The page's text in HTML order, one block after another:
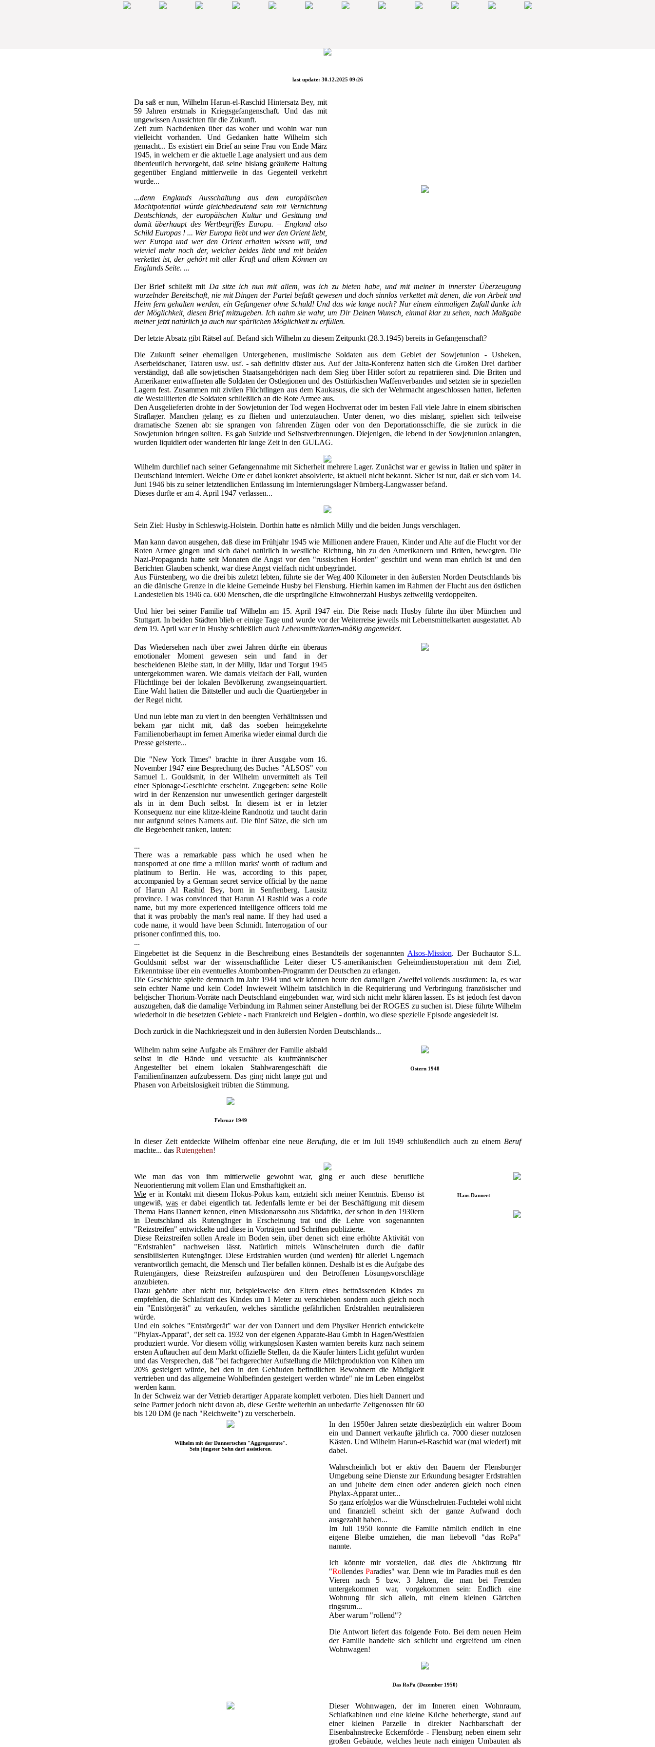
last update: 30.12.2025 09:26
Da saß er nun, Wilhelm Harun-el-Raschid Hintersatz Bey, mit
59 Jahren erstmals in Kriegsgefangenschaft. Und das mit
ungewissen Aussichten für die Zukunft.
Zeit zum Nachdenken über das woher und wohin war nun
vielleicht vorhanden. Und Gedanken hatte Wilhelm sich
gemacht... Es existiert ein Brief an seine Frau von Ende März
1945, in welchem er die aktuelle Lage analysiert und aus dem
überdeutlich hervorgeht, daß seine bislang geäußerte Haltung
gegenüber England mittlerweile in das Gegenteil verkehrt
wurde...
...denn Englands Ausschaltung aus dem europäischen
Machtpotential würde gleichbedeutend sein mit Vernichtung
Deutschlands, der europäischen Kultur und Gesittung und
damit überhaupt des Wertbegriffes Europa. – England also
Schild Europas ! ... Wer Europa liebt und wer den Orient liebt,
wer Europa und wer den Orient erhalten wissen will, und
wieviel mehr noch der, welcher beides liebt und mit beiden
verkettet ist, der gehört mit aller Kraft und allem Können an
Englands Seite. ...
Der Brief schließt mit Da sitze ich nun mit allem, was ich zu bieten habe, und mit meiner in innerster Überzeugung
wurzelnder Bereitschaft, nie mit Dingen der Partei befaßt gewesen und doch sinnlos verkettet mit denen, die von Arbeit und
Heim fern gehalten werden, ein Gefangener ohne Schuld! Und das wie lange noch? Nur einem einmaligen Zufall danke ich
der Möglichkeit, diesen Brief mitzugeben. Ich nahm sie wahr, um Dir Deinen Wunsch, einmal klar zu sehen, nach Maßgabe
meiner jetzt natürlich ja auch nur spärlichen Möglichkeit zu erfüllen.
Der letzte Absatz gibt Rätsel auf. Befand sich Wilhelm zu diesem Zeitpunkt (28.3.1945) bereits in Gefangenschaft?
Die Zukunft seiner ehemaligen Untergebenen, muslimische Soldaten aus dem Gebiet der Sowjetunion - Usbeken,
Aserbeidschaner, Tataren usw. usf. - sah definitiv düster aus. Auf der Jalta-Konferenz hatten sich die Großen Drei darüber
verständigt, daß alle sowjetischen Staatsangehörigen nach dem Sieg über Hitler sofort zu repatriieren sind. Die Briten und
Amerikaner entwaffneten alle Soldaten der Ostlegionen und des Osttürkischen Waffenverbandes und setzten sie in speziellen
Lagern fest. Zusammen mit zivilen Flüchtlingen aus dem Kaukasus, die sich der Wehrmacht angeschlossen hatten, lieferten
die Westalliierten die Soldaten schließlich an die Rote Armee aus.
Den Ausgelieferten drohte in der Sowjetunion der Tod wegen Hochverrat oder im besten Fall viele Jahre in einem sibirischen
Straflager. Manchen gelang es zu fliehen und unterzutauchen. Unter denen, wo dies mislang, spielten sich teilweise
dramatische Szenen ab: sie sprangen von fahrenden Zügen oder von den Deportationsschiffe, die sie zurück in die
Sowjetunion bringen sollten. Es gab Suizide und Selbstverbrennungen. Diejenigen, die lebend in der Sowjetunion anlangten,
wurden liquidiert oder wanderten für lange Zeit in den GULAG.
Wilhelm durchlief nach seiner Gefangennahme mit Sicherheit mehrere Lager. Zunächst war er gewiss in Italien und später in
Deutschland interniert. Welche Orte er dabei konkret absolvierte, ist aktuell nicht bekannt. Sicher ist nur, daß er sich vom 14.
Juni 1946 bis zu seiner letztendlichen Entlassung im Internierungslager Nürnberg-Langwasser befand.
Dieses durfte er am 4. April 1947 verlassen...
Sein Ziel: Husby in Schleswig-Holstein. Dorthin hatte es nämlich Milly und die beiden Jungs verschlagen.
Man kann davon ausgehen, daß diese im Frühjahr 1945 wie Millionen andere Frauen, Kinder und Alte auf die Flucht vor der
Roten Armee gingen und sich dabei natürlich in westliche Richtung, hin zu den Amerikanern und Briten, bewegten. Die
Nazi-Propaganda hatte seit Monaten die Angst vor den "russischen Horden" geschürt und wenn man ehrlich ist und den
Berichten Glauben schenkt, war diese Angst vielfach nicht unbegründet.
Aus Fürstenberg, wo die drei bis zuletzt lebten, führte sie der Weg 400 Kilometer in den äußersten Norden Deutschlands bis
an die dänische Grenze in die kleine Gemeinde Husby bei Flensburg. Hierhin kamen im Rahmen der Flucht aus den östlichen
Landesteilen bis 1946 ca. 600 Menschen, die die ursprüngliche Einwohnerzahl Husbys zeitweilig verdoppelten.
Und hier bei seiner Familie traf Wilhelm am 15. April 1947 ein. Die Reise nach Husby führte ihn über München und
Stuttgart. In beiden Städten blieb er einige Tage und wurde vor der Weiterreise jeweils mit Lebensmittelkarten ausgestattet. Ab
dem 19. April war er in Husby schließlich auch Lebensmittelkarten-mäßig angemeldet.
Das Wiedersehen nach über zwei Jahren dürfte ein überaus
emotionaler Moment gewesen sein und fand in der
bescheidenen Bleibe statt, in der Milly, Ildar und Torgut 1945
untergekommen waren. Wie damals vielfach der Fall, wurden
Flüchtlinge bei der lokalen Bevölkerung zwangseinquartiert.
Eine Wahl hatten die Bittsteller und auch die Quartiergeber in
der Regel nicht.
Und nun lebte man zu viert in den beengten Verhältnissen und
bekam gar nicht mit, daß das soeben heimgekehrte
Familienoberhaupt im fernen Amerika wieder einmal durch die
Presse geisterte...
Die "New York Times" brachte in ihrer Ausgabe vom 16.
November 1947 eine Besprechung des Buches "ALSOS" von
Samuel L. Gouldsmit, in der Wilhelm unvermittelt als Teil
einer Spionage-Geschichte erscheint. Zugegeben: seine Rolle
wird in der Renzension nur unwesentlich geringer dargestellt
als in in dem Buch selbst. In diesem ist er in letzter
Konsequenz nur eine klitze-kleine Randnotiz und taucht darin
nur aufgrund seines Namens auf. Die fünf Sätze, die sich um
die Begebenheit ranken, lauten:
...
There was a remarkable pass which he used when he
transported at one time a million marks' worth of radium and
platinum to Berlin. He was, according to this paper,
accompanied by a German secret service official by the name
of Harun Al Rashid Bey, born in Senftenberg, Lausitz
province. I was convinced that Harun Al Rashid was a code
name, but my more experienced intelligence officers told me
that it was probably the man's real name. If they had used a
code name, it would have been Schmidt. Interrogation of our
prisoner confirmed this, too.
...
Eingebettet ist die Sequenz in die Beschreibung eines Bestandteils der sogenannten Alsos-Mission. Der Buchautor S.L.
Gouldsmit selbst war der wissenschaftliche Leiter dieser US-amerikanischen Geheimdienstoperation mit dem Ziel,
Erkenntnisse über ein eventuelles Atombomben-Programm der Deutschen zu erlangen.
Die Geschichte spielte demnach im Jahr 1944 und wir können heute den damaligen Zweifel vollends ausräumen: Ja, es war
sein echter Name und kein Code! Inwieweit Wilhelm tatsächlich in die Requirierung und Verbringung französischer und
belgischer Thorium-Vorräte nach Deutschland eingebunden war, wird sich nicht mehr klären lassen. Es ist jedoch fest davon
auszugehen, daß die damalige Verbindung im Rahmen seiner Anstellung bei der ROGES zu suchen ist. Diese führte Wilhelm
wiederholt in die besetzten Gebiete - nach Frankreich und Belgien - dorthin, wo diese spezielle Episode angesiedelt ist.
Doch zurück in die Nachkriegszeit und in den äußersten Norden Deutschlands...
Wilhelm nahm seine Aufgabe als Ernährer der Familie alsbald
selbst in die Hände und versuchte als kaufmännischer
Angestellter bei einem lokalen Stahlwarengeschäft die
Familienfinanzen aufzubessern. Das ging nicht lange gut und
Phasen von Arbeitslosigkeit trübten die Stimmung.
Februar 1949
Ostern 1948
In dieser Zeit entdeckte Wilhelm offenbar eine neue Berufung, die er im Juli 1949 schlußendlich auch zu einem Beruf
machte... das Rutengehen!
Wie man das von ihm mittlerweile gewohnt war, ging er auch diese berufliche
Neuorientierung mit vollem Elan und Ernsthaftigkeit an.
Wie er in Kontakt mit diesem Hokus-Pokus kam, entzieht sich meiner Kenntnis. Ebenso ist
ungewiß,was er dabei eigentlich tat. Jedenfalls lernte er bei der Beschäftigung mit diesem
Thema Hans Dannert kennen, einen Missionarssohn aus Südafrika, der schon in den 1930ern
in Deutschland als Rutengänger in Erscheinung trat und die Lehre von sogenannten
"Reizstreifen" entwickelte und diese in Vorträgen und Schriften publizierte.
Diese Reizstreifen sollen Areale im Boden sein, über denen sich eine erhöhte Aktivität von
"Erdstrahlen" nachweisen lässt. Natürlich mittels Wünschelruten durch die dafür
sensibilisierten Rutengänger. Diese Erdstrahlen wurden (und werden) für allerlei Ungemach
verantwortlich gemacht, die Mensch und Tier befallen können. Deshalb ist es die Aufgabe des
Rutengängers, diese Reizstreifen aufzuspüren und den Betroffenen Lösungsvorschläge
anzubieten.
Dazu gehörte aber nicht nur, beispielsweise den Eltern eines bettnässenden Kindes zu
empfehlen, die Schlafstatt des Kindes um 1 Meter zu verschieben sondern auch gleich noch
ein "Entstörgerät" zu verkaufen, welches sämtliche gefährlichen Erdstrahlen neutralisieren
würde.
Und ein solches "Entstörgerät" war der von Dannert und dem Physiker Henrich entwickelte
"Phylax-Apparat", der seit ca. 1932 von der eigenen Apparate-Bau Gmbh in Hagen/Westfalen
produziert wurde. Vor diesem völlig wirkungslosen Kasten warnten bereits kurz nach seinem
ersten Auftauchen auf dem Markt offizielle Stellen, da die Käufer hinters Licht geführt wurden
und das Versprechen, daß "bei fachgerechter Aufstellung die Milchproduktion von Kühen um
20% gesteigert würde, bei den in den Gebäuden befindlichen Bewohnern die Müdigkeit
vertrieben und das allgemeine Wohlbefinden gesteigert werden würde" nie im Leben eingelöst
werden kann.
In der Schweiz war der Vetrieb derartiger Apparate komplett verboten. Dies hielt Dannert und
seine Partner jedoch nicht davon ab, diese Geräte weiterhin an unbedarfte Zeitgenossen für 60
bis 120 DM (je nach "Reichweite") zu verscherbeln.
Hans Dannert
Wilhelm mit der Dannertschen "Aggregatrute".
Sein jüngster Sohn darf assistieren.
In den 1950er Jahren setzte diesbezüglich ein wahrer Boom
ein und Dannert verkaufte jährlich ca. 7000 dieser nutzlosen
Kästen. Und Wilhelm Harun-el-Raschid war (mal wieder!) mit
dabei.
Wahrscheinlich bot er aktiv den Bauern der Flensburger
Umgebung seine Dienste zur Erkundung besagter Erdstrahlen
an und jubelte dem einen oder anderen gleich noch einen
Phylax-Apparat unter...
So ganz erfolglos war die Wünschelruten-Fuchtelei wohl nicht
und finanziell scheint sich der ganze Aufwand doch
ausgezahlt haben...
Im Juli 1950 konnte die Familie nämlich endlich in eine
eigene Bleibe umziehen, die man liebevoll "das RoPa"
nannte.
Ich könnte mir vorstellen, daß dies die Abkürzung für
"RollendesParadies" war. Denn wie im Paradies muß es den
Vieren nach 5 bzw. 3 Jahren, die man bei Fremden
untergekommen war, vorgekommen sein: Endlich eine
Wohnung für sich allein, mit einem kleinen Gärtchen
ringsrum...
Aber warum "rollend"?
Die Antwort liefert das folgende Foto. Bei dem neuen Heim
der Familie handelte sich schlicht und ergreifend um einen
Wohnwagen!
Das RoPa (Dezember 1950)
Dieser Wohnwagen, der im Inneren einen Wohnraum,
Schlafkabinen und eine kleine Küche beherbergte, stand auf
einer kleinen Parzelle in direkter Nachbarschaft der
Eisenbahnstrecke Eckernförde - Flensburg neben einem sehr
großen Gebäude, welches heute nach einigen Umbauten als